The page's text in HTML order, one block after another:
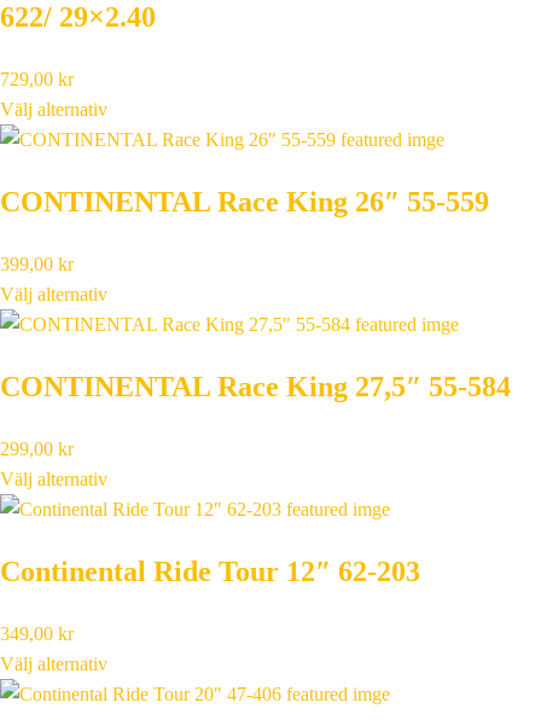
622/ 29×2.40
729,00 kr
Välj alternativ
CONTINENTAL Race King 26″ 55-559
399,00 kr
Välj alternativ
CONTINENTAL Race King 27,5″ 55-584
299,00 kr
Välj alternativ
Continental Ride Tour 12″ 62-203
349,00 kr
Välj alternativ